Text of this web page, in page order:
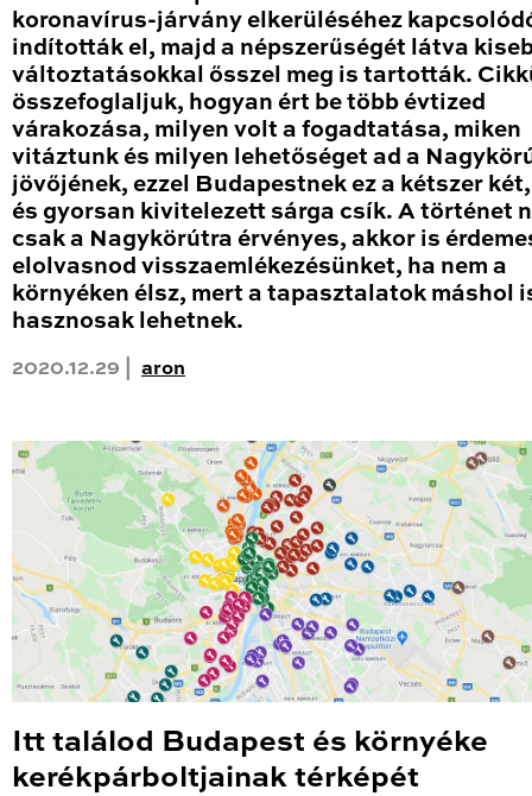
koronavírus-járvány elkerüléséhez
indították el, majd a népszerűségét látva
változtatásokkal ősszel meg is tartották.
összefoglaljuk, hogyan ért be több évtized
várakozása, milyen volt a fogadtatása, miken
vitáztunk és milyen lehetőséget ad a
jövőjének, ezzel Budapestnek ez a kétszer
és gyorsan kivitelezett sárga csík. A történet
csak a Nagykörútra érvényes, akkor is
elolvasnod visszaemlékezésünket, ha nem a
környéken élsz, mert a tapasztalatok máshol
hasznosak lehetnek.
2020.12.29 | aron
Itt találod Budapest és környéke
kerékpárboltjainak térképét